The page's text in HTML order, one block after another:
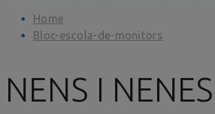
Home
Bloc-escola-de-monitors
NENS I